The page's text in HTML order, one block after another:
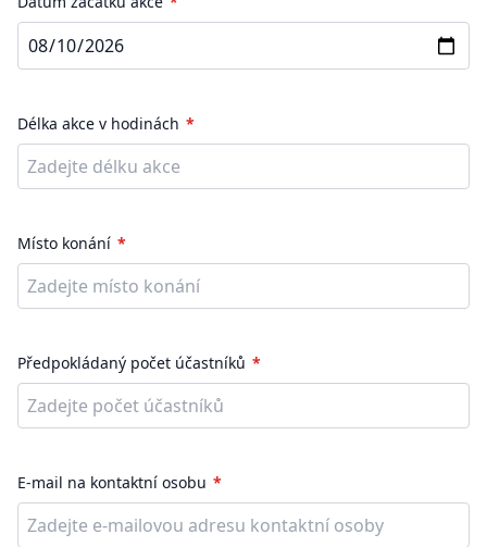
Délka akce v hodinách
Místo konání
Předpokládaný počet účastníků
E-mail na kontaktní osobu